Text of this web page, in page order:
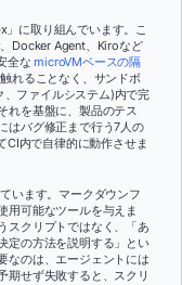
に取り組んでいます。こ
Docker Agent、Kiroなど
全なmicroVMベースの隔
れることなく、サンドボ
ファイルシステム)内で完
れを基盤に、製品のテス
はバグ修正まで行う7人の
CI内で自律的に動作させま
います。マークダウンフ
用可能なツールを与えま
スクリプトではなく、「あ
定の方法を説明する」とい
なのは、エージェントには
期せず失敗すると、スクリ